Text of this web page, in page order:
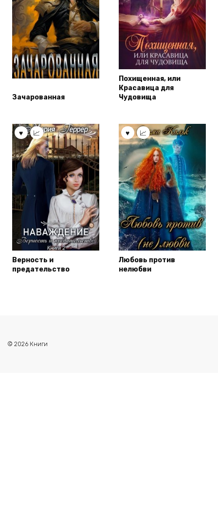
Зачарованная
Похищенная, или
Красавица для
Чудовища
Верность и
предательство
Любовь против
нелюбви
© 2026 Книги